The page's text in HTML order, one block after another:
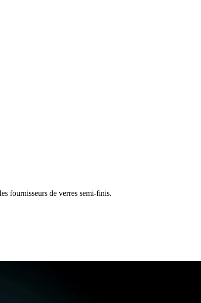
fournisseurs de verres semi-finis.